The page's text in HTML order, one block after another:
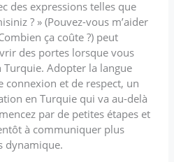
des expressions telles que
? » (Pouvez-vous m’aider
ça coûte ?) peut
des portes lorsque vous
Turquie. Adopter la langue
connexion et de respect, un
en Turquie qui va au-delà
par de petites étapes et
à communiquer plus
dynamique.